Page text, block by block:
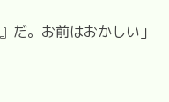
だ。お前はおかしい」